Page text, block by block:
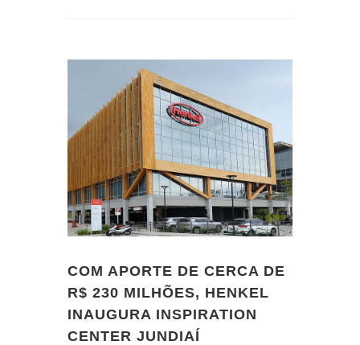
COM APORTE DE CERCA DE
R$ 230 MILHÕES, HENKEL
INAUGURA INSPIRATION
CENTER JUNDIAÍ